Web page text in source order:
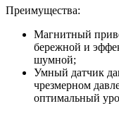
Преимущества:
Магнитный
бережной и
шумной;
Умный датчик
чрезмерном
оптимальный